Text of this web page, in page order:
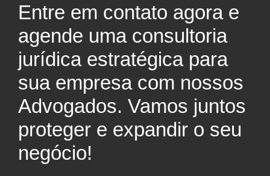
Entre em contato agora e
agende uma consultoria
jurídica estratégica para
sua empresa com nossos
Advogados. Vamos juntos
proteger e expandir o seu
negócio!